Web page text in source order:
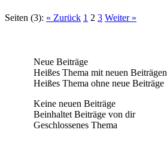
Seiten (3): « Zurück 1 2 3 Weiter »
Neue Beiträge
Heißes Thema mit neuen Beiträgen
Heißes Thema ohne neue Beiträge
Keine neuen Beiträge
Beinhaltet Beiträge von dir
Geschlossenes Thema